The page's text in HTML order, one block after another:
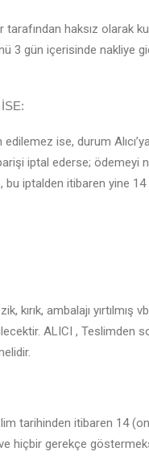
haksız olarak
3 gün içerisinde nakliye
ise, durum
iptal ederse;
iptalden itibaren yine
ambalajı yırtılmış
ALICI , Teslimden
tarihinden itibaren 14
gerekçe